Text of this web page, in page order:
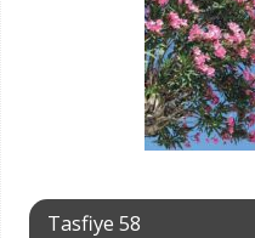
Tasfiye 58